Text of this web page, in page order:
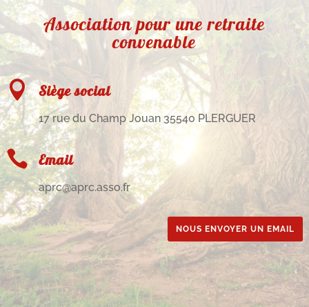
Association pour une retraite
convenable
 Siège social
17 rue du Champ Jouan 35540 PLERGUER
 Email
aprc@aprc.asso.fr
NOUS ENVOYER UN EMAIL